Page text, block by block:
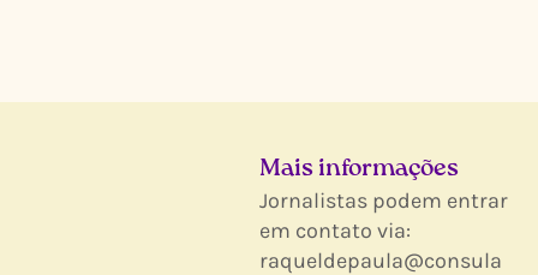
Mais informações
Jornalistas podem entrar
em contato via:
raqueldepaula@consula